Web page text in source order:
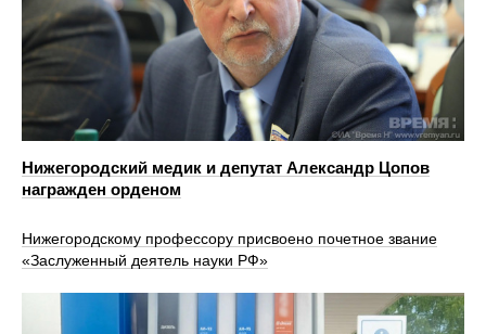
Нижегородский медик и депутат Александр Цопов
награжден орденом
Нижегородскому профессору присвоено почетное звание
«Заслуженный деятель науки РФ»